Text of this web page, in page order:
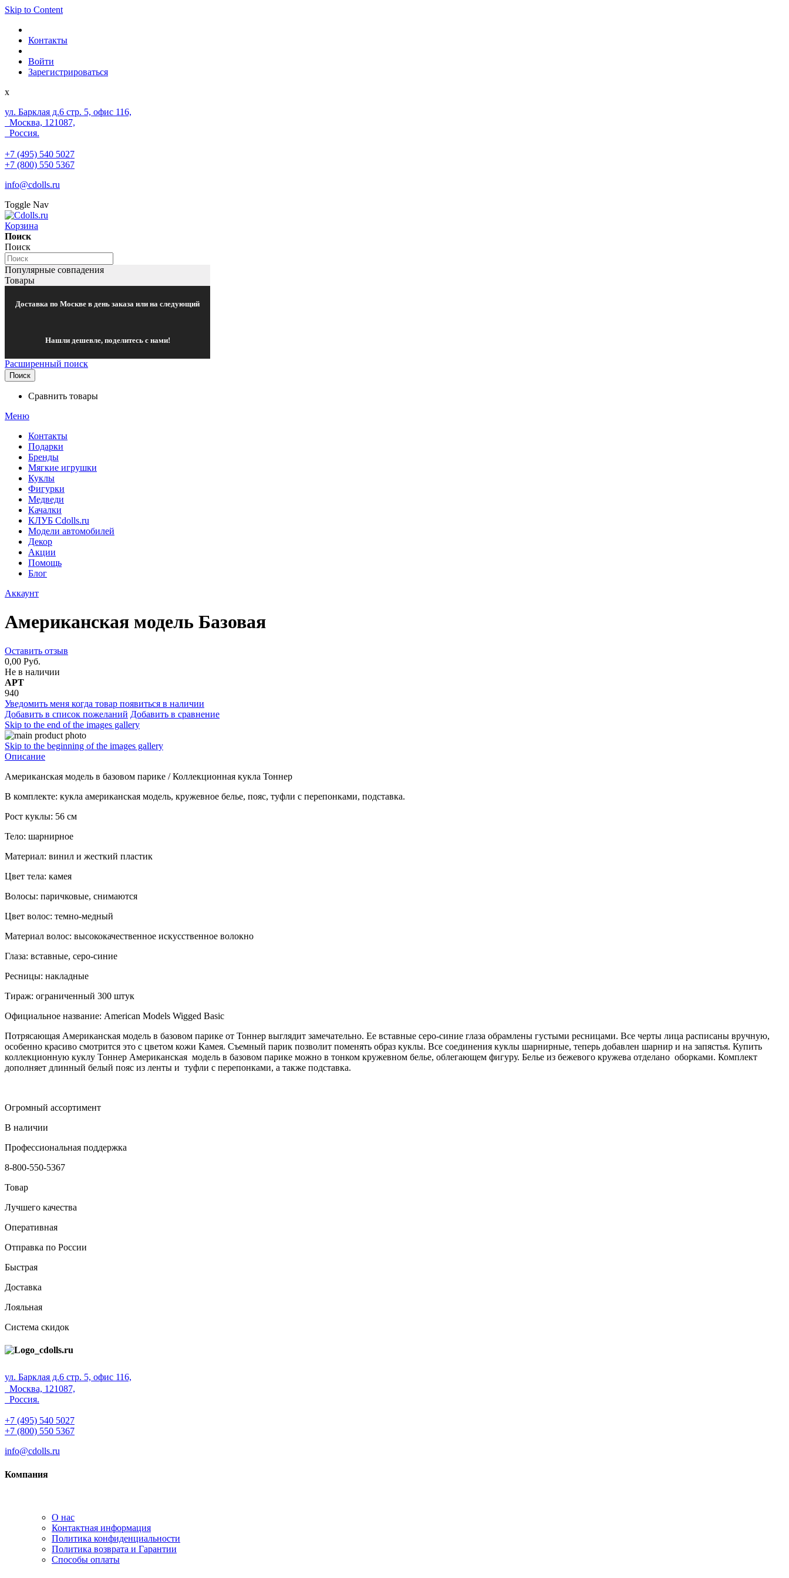
Skip to Content
Контакты
Войти
Зарегистрироваться
x
ул. Барклая д.6 стр. 5, офис 116,
Москва, 121087,
Россия.
+7 (495) 540 5027
+7 (800) 550 5367
info@cdolls.ru
Toggle Nav
Корзина
Поиск
Поиск
Популярные совпадения
Товары
Доставка по Москве в день заказа или на следующий
Нашли дешевле, поделитесь с нами!
Расширенный поиск
Поиск
Сравнить товары
Меню
Контакты
Подарки
Бренды
Мягкие игрушки
Куклы
Фигурки
Медведи
Качалки
КЛУБ Cdolls.ru
Модели автомобилей
Декор
Акции
Помощь
Блог
Аккаунт
Американская модель Базовая
Оставить отзыв
0,00 Руб.
Не в наличии
АРТ
940
Уведомить меня когда товар появиться в наличии
Добавить в список пожеланий Добавить в сравнение
Skip to the end of the images gallery
Skip to the beginning of the images gallery
Описание
Американская модель в базовом парике / Коллекционная кукла Тоннер
В комплекте: кукла американская модель, кружевное белье, пояс, туфли с перепонками, подставка.
Рост куклы: 56 см
Тело: шарнирное
Материал: винил и жесткий пластик
Цвет тела: камея
Волосы: паричковые, снимаются
Цвет волос: темно-медный
Материал волос: высококачественное искусственное волокно
Глаза: вставные, серо-синие
Ресницы: накладные
Тираж: ограниченный 300 штук
Официальное название: American Models Wigged Basic
Потрясающая Американская модель в базовом парике от Тоннер выглядит замечательно. Ее вставные серо-синие глаза обрамлены густыми ресницами. Все черты лица расписаны вручную,
особенно красиво смотрится это с цветом кожи Камея. Съемный парик позволит поменять образ куклы. Все соединения куклы шарнирные, теперь добавлен шарнир и на запястья. Купить
коллекционную куклу Тоннер Американская модель в базовом парике можно в тонком кружевном белье, облегающем фигуру. Белье из бежевого кружева отделано оборками. Комплект
дополняет длинный белый пояс из ленты и туфли с перепонками, а также подставка.
Огромный ассортимент
В наличии
Профессиональная поддержка
8-800-550-5367
Товар
Лучшего качества
Оперативная
Отправка по России
Быстрая
Доставка
Лояльная
Система скидок
ул. Барклая д.6 стр. 5, офис 116,
Москва, 121087,
Россия.
+7 (495) 540 5027
+7 (800) 550 5367
info@cdolls.ru
Компания
О нас
Контактная информация
Политика конфиденциальности
Политика возврата и Гарантии
Способы оплаты